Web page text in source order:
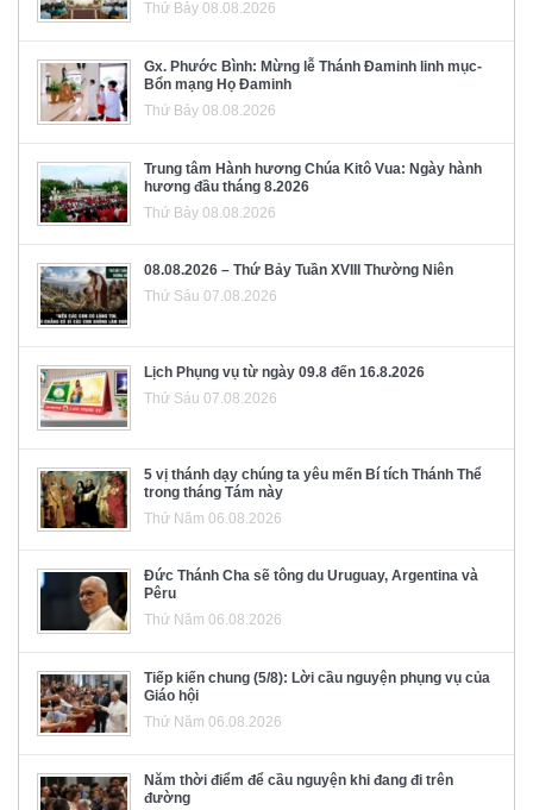
Thứ Bảy 08.08.2026
Gx. Phước Bình: Mừng lễ Thánh Đaminh linh mục-
Bổn mạng Họ Đaminh
Thứ Bảy 08.08.2026
Trung tâm Hành hương Chúa Kitô Vua: Ngày hành
hương đầu tháng 8.2026
Thứ Bảy 08.08.2026
08.08.2026 – Thứ Bảy Tuần XVIII Thường Niên
Thứ Sáu 07.08.2026
Lịch Phụng vụ từ ngày 09.8 đến 16.8.2026
Thứ Sáu 07.08.2026
5 vị thánh dạy chúng ta yêu mến Bí tích Thánh Thể
trong tháng Tám này
Thứ Năm 06.08.2026
Đức Thánh Cha sẽ tông du Uruguay, Argentina và
Pêru
Thứ Năm 06.08.2026
Tiếp kiến chung (5/8): Lời cầu nguyện phụng vụ của
Giáo hội
Thứ Năm 06.08.2026
Năm thời điểm để cầu nguyện khi đang đi trên
đường